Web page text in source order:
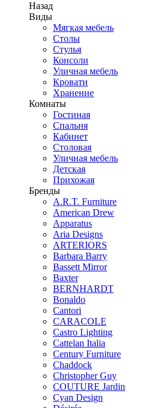
Назад
Виды
Мягкая мебель
Столы
Стулья
Консоли
Уличная мебель
Кровати
Хранение
Комнаты
Гостиная
Спальня
Кабинет
Столовая
Уличная мебель
Детская
Прихожая
Бренды
A.R.T. Furniture
American Drew
Apparatus
Aria Designs
ARTERIORS
Barbara Barry
Bassett Mirror
Baxter
BERNHARDT
Bonaldo
Cantori
CARACOLE
Castro Lighting
Cattelan Italia
Century Furniture
Chaddock
Christopher Guy
COUTURE Jardin
Cyan Design